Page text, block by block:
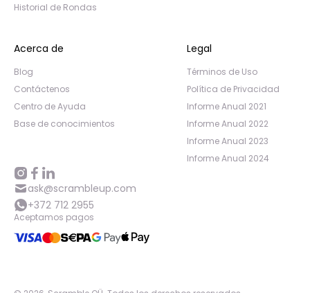
Historial de Rondas
Acerca de
Blog
Contáctenos
Centro de Ayuda
Base de conocimientos
Legal
Términos de Uso
Política de Privacidad
Informe Anual 2021
Informe Anual 2022
Informe Anual 2023
Informe Anual 2024
ask@scrambleup.com
+372 712 2955
Aceptamos pagos